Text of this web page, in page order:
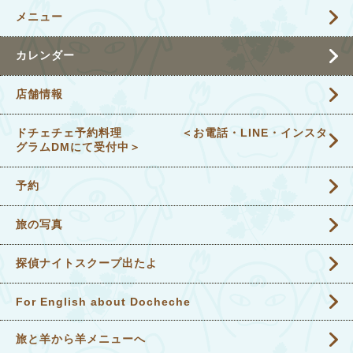
メニュー
カレンダー
店舗情報
ドチェチェ予約料理 ＜お電話・LINE・インスタ
グラムDMにて受付中＞
予約
旅の写真
探偵ナイトスクープ出たよ
For English about Docheche
旅と羊から羊メニューへ